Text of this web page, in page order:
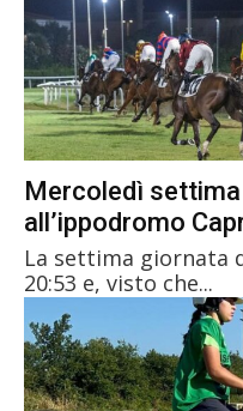
Mercoledì
all’ippodromo
La settima giornata
20:53 e, visto che...